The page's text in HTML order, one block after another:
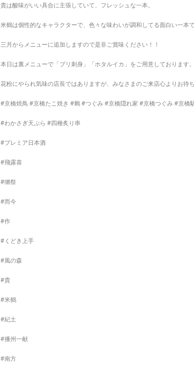
貴は酸味がいい具合に主張していて、フレッシュな一本。
米鶴は個性的なキャラクターで、色々な味わいが調和してる面白い一本で
三月からメニューに追加しますので是非ご賞味ください！！
本日は裏メニューで「ブリ刺身」「ホタルイカ」をご用意しております。
花粉にやられ気味の店長ではありますが、みなさまのご来店心よりお待
#京橋焼鳥 #京橋たこ焼き #鶇 #つぐみ #京橋隠れ家 #京橋つぐみ #京
#わかさぎ天ぷら #四種炙り串
#プレミア日本酒
#飛露喜
#獺祭
#而今
#作
#くどき上手
#風の森
#貴
#米鶴
#紀土
#播州一献
#南方